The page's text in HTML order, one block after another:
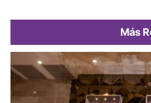
Más